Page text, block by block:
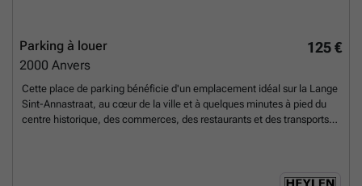
125 €
Parking à louer
2000 Anvers
Cette place de parking bénéficie d'un emplacement idéal sur la Lange
Sint-Annastraat, au cœur de la ville et à quelques minutes à pied du
centre historique, des commerces, des restaurants et des transports